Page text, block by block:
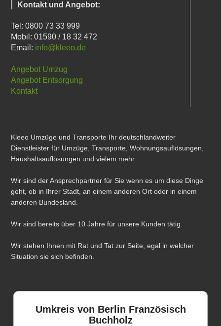
Kontakt und Angebot:
Tel: 0800 73 33 999
Mobil: 01590 / 18 32 472
Email: info@kleeo.de
Angebot Umzug
Angebot Entsorgung
Kontakt
Kleeo Umzüge und Transporte Ihr deutschlandweiter
Dienstleister für Umzüge, Transporte, Wohnungsauflösungen,
Haushaltsauflösungen und vielem mehr.
Wir sind der Ansprechpartner für Sie wenn es um diese Dinge
geht, ob in Ihrer Stadt, an einem anderen Ort oder in einem
anderen Bundesland.
Wir sind bereits über 10 Jahre für unsere Kunden tätig.
Wir stehen Ihnen mit Rat und Tat zur Seite, egal in welcher
Situation sie sich befinden.
Umkreis von Berlin Französisch
Buchholz